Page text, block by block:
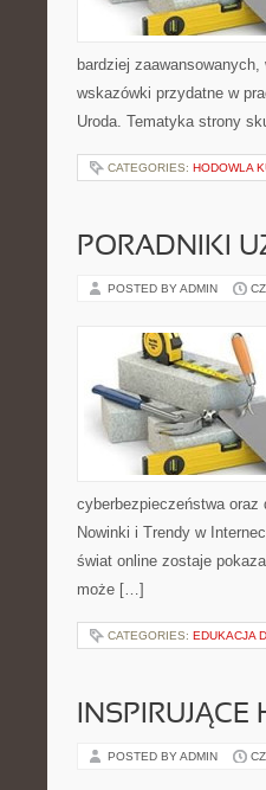
bardziej
wskazówki przydatne w
Uroda. Tematyka strony
CATEGORIES: HODOWLA
PORADNIKI
POSTED BY ADMIN
cyberbezpieczeństwa
Nowinki i Trendy w
świat online zostaje
może […]
CATEGORIES: EDUKACJA
POSTED BY ADMIN